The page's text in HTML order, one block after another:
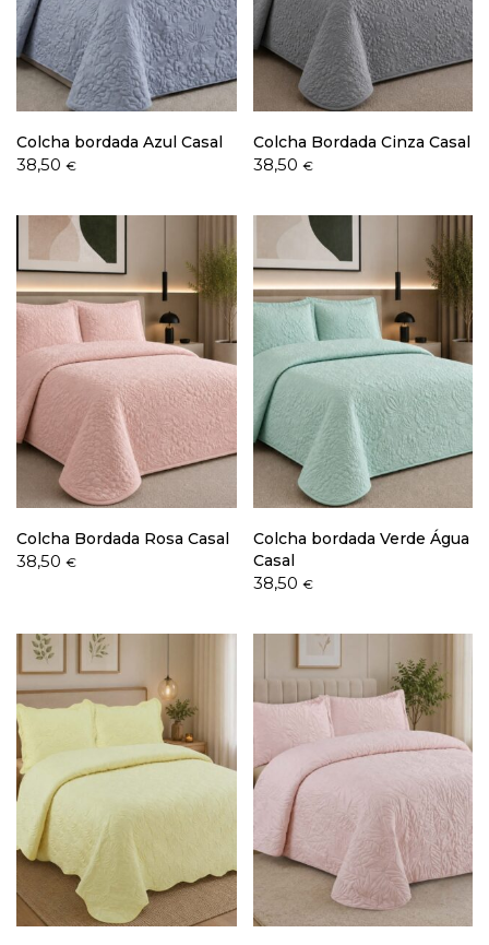
Política de Privacidade
Colcha bordada Azul Casal
38,50 €
Colcha Bordada Cinza Casal
38,50 €
Colcha Bordada Rosa Casal
38,50 €
Colcha bordada Verde Água
Casal
38,50 €